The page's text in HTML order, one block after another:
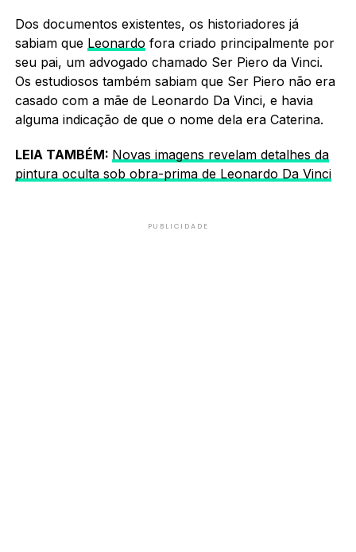
Dos documentos existentes, os historiadores já
sabiam que Leonardo fora criado principalmente por
seu pai, um advogado chamado Ser Piero da Vinci.
Os estudiosos também sabiam que Ser Piero não era
casado com a mãe de Leonardo Da Vinci, e havia
alguma indicação de que o nome dela era Caterina.
LEIA TAMBÉM: Novas imagens revelam detalhes da
pintura oculta sob obra-prima de Leonardo Da Vinci
PUBLICIDADE